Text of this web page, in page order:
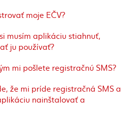
moje EČV?
musím aplikáciu stiahnuť,
ju používať?
mi pošlete registračnú SMS?
že mi príde registračná SMS a
nainštalovať a